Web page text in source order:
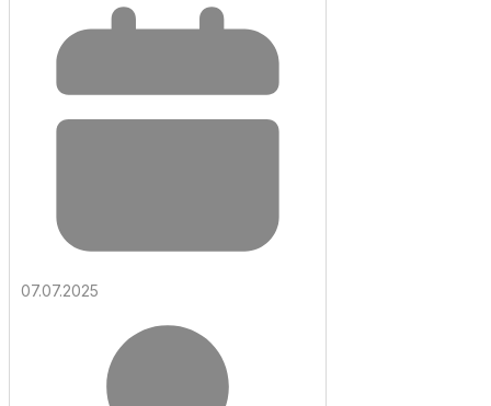
07.07.2025